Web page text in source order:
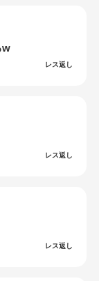
w
レス返し
レス返し
レス返し